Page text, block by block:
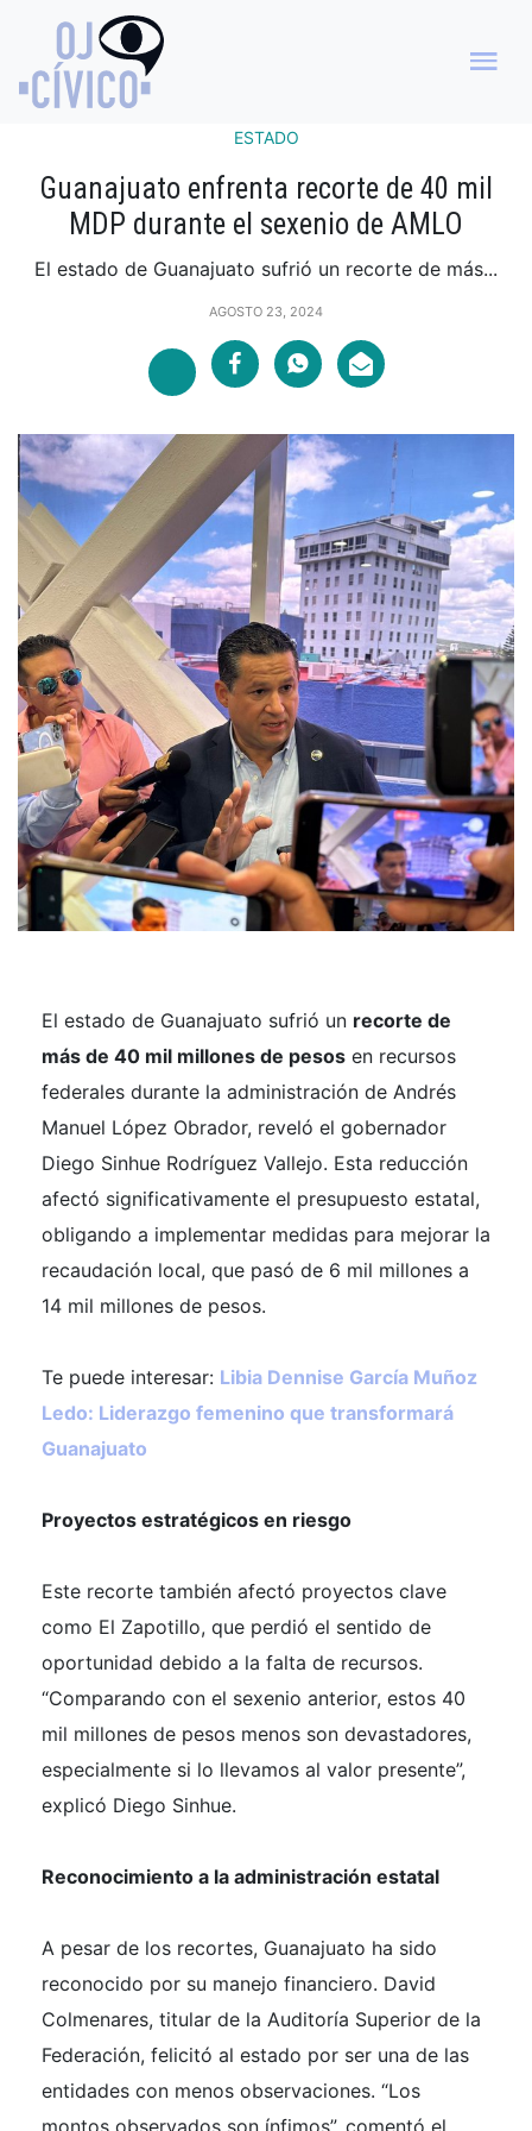
ESTADO
Guanajuato enfrenta recorte de 40 mil
MDP durante el sexenio de AMLO
El estado de Guanajuato sufrió un recorte de más...
AGOSTO 23, 2024
El estado de Guanajuato sufrió un recorte de
más de 40 mil millones de pesos en recursos
federales durante la administración de Andrés
Manuel López Obrador, reveló el gobernador
Diego Sinhue Rodríguez Vallejo. Esta reducción
afectó significativamente el presupuesto estatal,
obligando a implementar medidas para mejorar la
recaudación local, que pasó de 6 mil millones a
14 mil millones de pesos.
Te puede interesar: Libia Dennise García Muñoz
Ledo: Liderazgo femenino que transformará
Guanajuato
Proyectos estratégicos en riesgo
Este recorte también afectó proyectos clave
como El Zapotillo, que perdió el sentido de
oportunidad debido a la falta de recursos.
“Comparando con el sexenio anterior, estos 40
mil millones de pesos menos son devastadores,
especialmente si lo llevamos al valor presente”,
explicó Diego Sinhue.
Reconocimiento a la administración estatal
A pesar de los recortes, Guanajuato ha sido
reconocido por su manejo financiero. David
Colmenares, titular de la Auditoría Superior de la
Federación, felicitó al estado por ser una de las
entidades con menos observaciones. “Los
montos observados son ínfimos”, comentó el